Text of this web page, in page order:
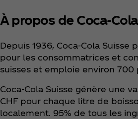
À propos de Coca‑Cola
Depuis 1936, Coca‑Cola Suisse
pour les consommatrices et
suisses et emploie environ 700
Coca‑Cola Suisse génère une
CHF pour chaque litre de
localement. 95% de tous les